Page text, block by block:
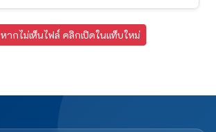
หากไม่เห็นไฟล์ คลิกเปิดในแท็บใหม่